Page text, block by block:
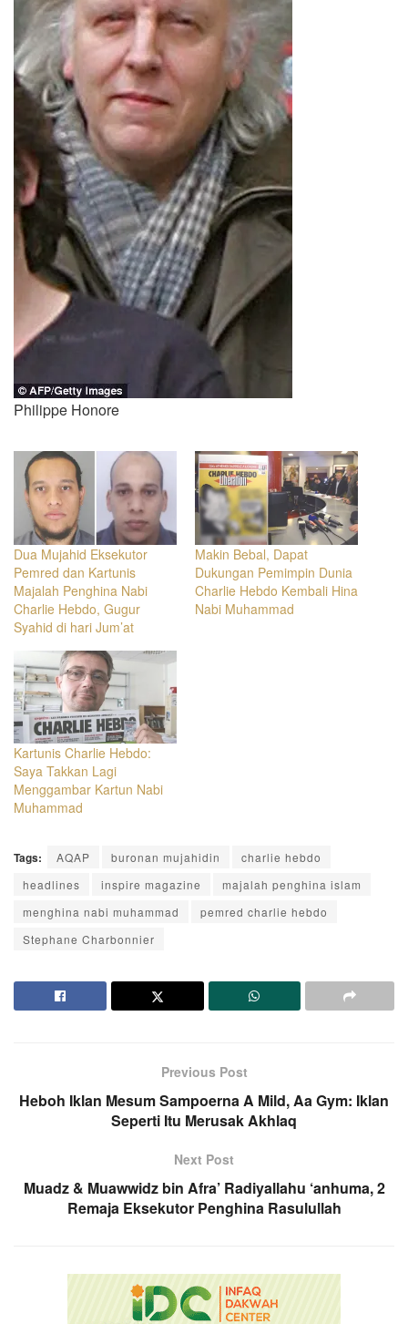
Philippe Honore
Dua Mujahid Eksekutor
Pemred dan Kartunis
Majalah Penghina Nabi
Charlie Hebdo, Gugur
Syahid di hari Jum’at
Makin Bebal, Dapat
Dukungan Pemimpin Dunia
Charlie Hebdo Kembali Hina
Nabi Muhammad
Kartunis Charlie Hebdo:
Saya Takkan Lagi
Menggambar Kartun Nabi
Muhammad
Tags: AQAP buronan mujahidin
charlie hebdo
headlines
inspire magazine
majalah penghina islam
menghina nabi muhammad
pemred charlie hebdo
Stephane Charbonnier
Previous Post
Heboh Iklan Mesum Sampoerna A Mild, Aa Gym: Iklan
Seperti Itu Merusak Akhlaq
Next Post
Muadz & Muawwidz bin Afra’ Radiyallahu ‘anhuma, 2
Remaja Eksekutor Penghina Rasulullah